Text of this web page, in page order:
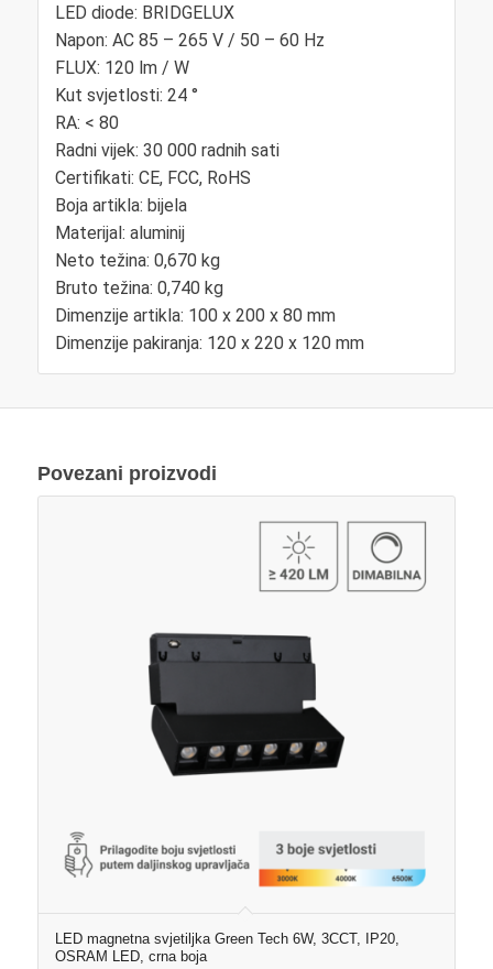
LED diode: BRIDGELUX
Napon: AC 85 – 265 V / 50 – 60 Hz
FLUX: 120 lm / W
Kut svjetlosti: 24 °
RA: < 80
Radni vijek: 30 000 radnih sati
Certifikati: CE, FCC, RoHS
Boja artikla: bijela
Materijal: aluminij
Neto težina: 0,670 kg
Bruto težina: 0,740 kg
Dimenzije artikla: 100 x 200 x 80 mm
Dimenzije pakiranja: 120 x 220 x 120 mm
Povezani proizvodi
LED magnetna svjetiljka Green Tech 6W, 3CCT, IP20,
OSRAM LED, crna boja